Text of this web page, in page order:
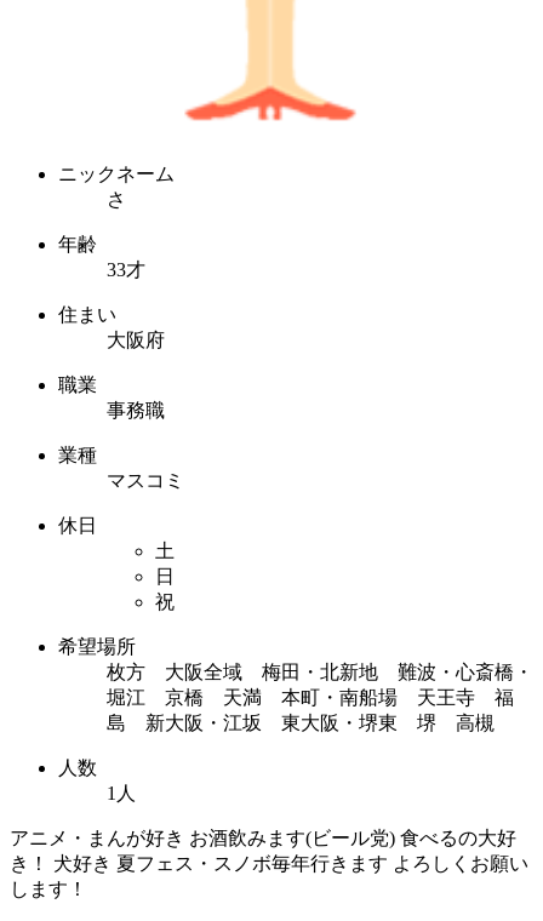
ニックネーム
さ
年齢
33才
住まい
大阪府
職業
事務職
業種
マスコミ
休日
土
日
祝
希望場所
枚方 大阪全域 梅田・北新地 難波・心斎橋・
堀江 京橋 天満 本町・南船場 天王寺 福
島 新大阪・江坂 東大阪・堺東 堺 高槻
人数
1人
アニメ・まんが好き お酒飲みます(ビール党) 食べるの大好
き！ 犬好き 夏フェス・スノボ毎年行きます よろしくお願い
します！